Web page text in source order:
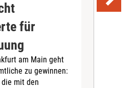
für
am Main geht
zu gewinnen:
die mit den